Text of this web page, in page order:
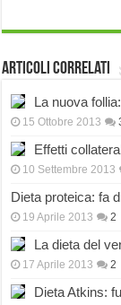
Articoli correlati
La nuova
15 Ottobre 2013
Effetti
10 Settembre 2013
Dieta proteica: fa
19 Aprile 2013 2
La dieta del
17 Aprile 2013 2
Dieta Atkins: